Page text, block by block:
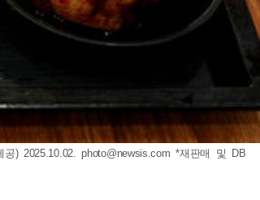
공) 2025.10.02.photo@newsis.com *재판매 및 DB